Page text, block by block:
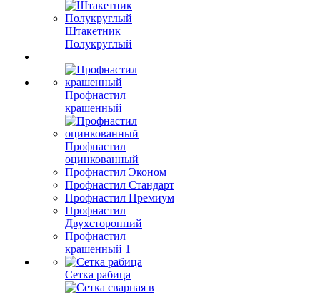
Штакетник
Полукруглый
Профнастил
крашенный
Профнастил
оцинкованный
Профнастил Эконом
Профнастил Стандарт
Профнастил Премиум
Профнастил
Двухсторонний
Профнастил
крашенный 1
Сетка рабица